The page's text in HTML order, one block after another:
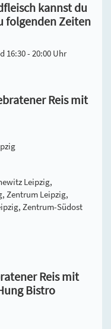
kannst du
folgenden Zeiten
16:30 - 20:00 Uhr
Reis mit
Leipzig,
Zentrum Leipzig,
Zentrum-Südost
Reis mit
Bistro